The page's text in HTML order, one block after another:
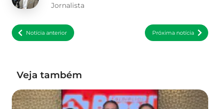
Jornalista
Notícia anterior Próxima notícia
Veja também